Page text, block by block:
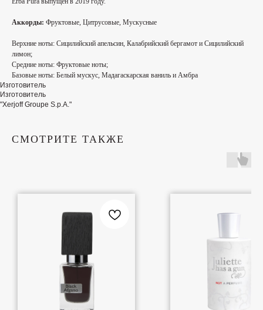
Аккорды: Фруктовые, Цитрусовые, Мускусные
Верхние ноты: Сицилийский апельсин, Калабрийский бергамот и Сицилийский
лимон;
Средние ноты: Фруктовые ноты;
Базовые ноты: Белый мускус, Мадагаскарская ваниль и Амбра
Изготовитель
Изготовитель
"Xerjoff Groupe S.p.A."
СМОТРИТЕ ТАКЖЕ